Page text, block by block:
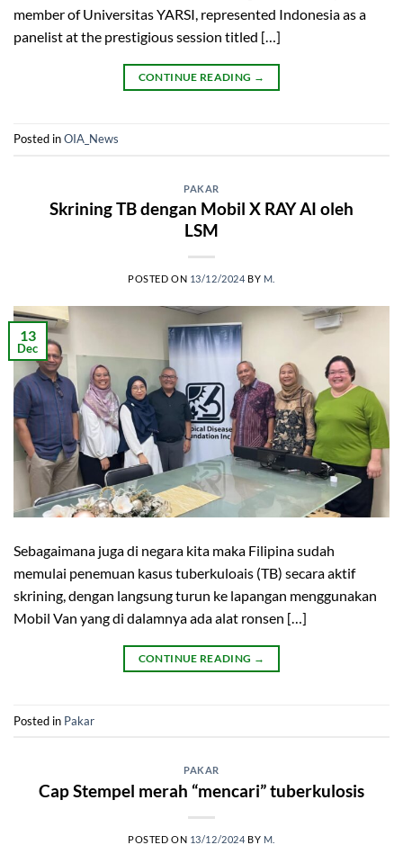
member of Universitas YARSI, represented Indonesia as a
panelist at the prestigious session titled […]
CONTINUE READING →
Posted inOIA_News
PAKAR
Skrining TB dengan Mobil X RAY AI oleh
LSM
POSTED ON 13/12/2024 BY M.
13
Dec
Sebagaimana juga di negara kita maka Filipina sudah
memulai penemuan kasus tuberkuloais (TB) secara aktif
skrining, dengan langsung turun ke lapangan menggunakan
Mobil Van yang di dalamnya ada alat ronsen […]
CONTINUE READING →
Posted in Pakar
PAKAR
Cap Stempel merah “mencari” tuberkulosis
POSTED ON 13/12/2024 BY M.